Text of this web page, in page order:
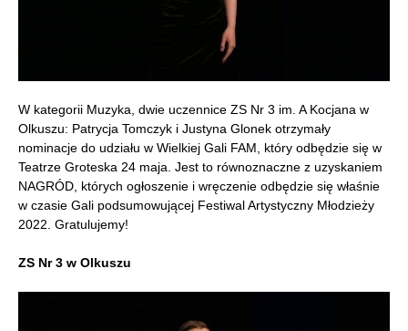
W kategorii Muzyka, dwie uczennice ZS Nr 3 im. A Kocjana w
Olkuszu: Patrycja Tomczyk i Justyna Glonek otrzymały
nominacje do udziału w Wielkiej Gali FAM, który odbędzie się w
Teatrze Groteska 24 maja. Jest to równoznaczne z uzyskaniem
NAGRÓD, których ogłoszenie i wręczenie odbędzie się właśnie
w czasie Gali podsumowującej Festiwal Artystyczny Młodzieży
2022. Gratulujemy!
ZS Nr 3 w Olkuszu